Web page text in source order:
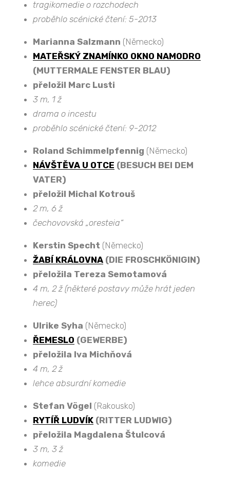
tragikomedie o rozchodech
proběhlo scénické čtení: 5-2013
Marianna Salzmann (Německo)
MATEŘSKÝ ZNAMÍNKO OKNO NAMODRO
(MUTTERMALE FENSTER BLAU)
přeložil Marc Lusti
3 m, 1 ž
drama o incestu
proběhlo scénické čtení: 9-2012
Roland Schimmelpfennig (Německo)
NÁVŠTĚVA U OTCE (BESUCH BEI DEM
VATER)
přeložil Michal Kotrouš
2 m, 6 ž
čechovovská „oresteia“
Kerstin Specht (Německo)
ŽABÍ KRÁLOVNA (DIE FROSCHKÖNIGIN)
přeložila Tereza Semotamová
4 m, 2 ž (některé postavy může hrát jeden
herec)
Ulrike Syha (Německo)
ŘEMESLO (GEWERBE)
přeložila Iva Michňová
4 m, 2 ž
lehce absurdní komedie
Stefan Vögel (Rakousko)
RYTÍŘ LUDVÍK (RITTER LUDWIG)
přeložila Magdalena Štulcová
3 m, 3 ž
komedie